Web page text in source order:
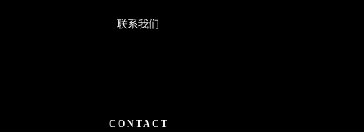
联系我们
CONTACT